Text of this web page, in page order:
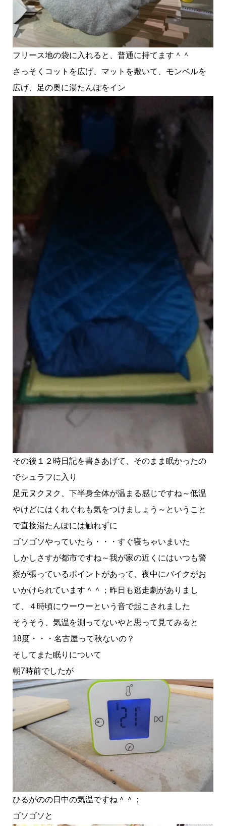
フリース地の袋に入れると、普通に持てます＾＾
さっそくコットを広げ、マットを敷いて、モンベルを
広げ、足の奥に湯たんぽをイン
その後１２時日記を書きあげて、そのまま眠かったの
でシュラフに入り
足元ヌクヌク、下半身全体が温まる感じですね～低温
やけどにはくれぐれも気をつけましょう～ということ
で直接湯たんぽには触れずに
ゴソゴソやっていたら・・・すぐ寝ちゃいまいた
しかしさすが都市ですね～我が家の近くにはいつも警
察が張っているポイントがあって、夜中にバイクがお
いかけられています＾＾；昨日も逃走劇がありまし
て、４時頃にウーウーという音で起こされました
そうそう、気温を測ってないやと思って見てみると
18度・・・名古屋って秋ないの？
そしてまた眠りについて
朝7時前でしたが
ひるがのの日中の気温ですね＾＾；
ゴソゴソと